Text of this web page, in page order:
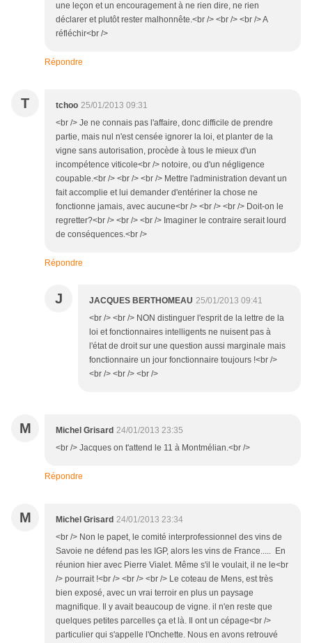
une leçon et un encouragement à ne rien dire, ne rien
déclarer et plutôt rester malhonnête.<br /> <br /> <br /> A
réfléchir<br />
Répondre
T tchoo 25/01/2013 09:31
<br /> Je ne connais pas l'affaire, donc difficile de prendre
partie, mais nul n'est censée ignorer la loi, et planter de la
vigne sans autorisation, procède à tous le mieux d'un
incompétence viticole<br /> notoire, ou d'un négligence
coupable.<br /> <br /> <br /> Mettre l'administration devant un
fait accomplie et lui demander d'entériner la chose ne
fonctionne jamais, avec aucune<br /> <br /> <br /> Doit-on le
regretter?<br /> <br /> <br /> Imaginer le contraire serait lourd
de conséquences.<br />
Répondre
J JACQUES BERTHOMEAU 25/01/2013 09:41
<br /> <br /> NON distinguer l'esprit de la lettre de la
loi et fonctionnaires intelligents ne nuisent pas à
l'état de droit sur une question aussi marginale mais
fonctionnaire un jour fonctionnaire toujours !<br />
<br /> <br /> <br />
M Michel Grisard 24/01/2013 23:35
<br /> Jacques on t'attend le 11 à Montmélian.<br />
Répondre
M Michel Grisard 24/01/2013 23:34
<br /> Non le papet, le comité interprofessionnel des vins de
Savoie ne défend pas les IGP, alors les vins de France..... En
réunion hier avec Pierre Vialet. Même s'il le voulait, il ne le<br
/> pourrait !<br /> <br /> <br /> Le coteau de Mens, est très
bien exposé, avec un vrai terroir en plus un paysage
magnifique. Il y avait beaucoup de vigne. il n'en reste que
quelques petites parcelles ça et là. Il ont un cépage<br />
particulier qui s'appelle l'Onchette. Nous en avons retrouvé